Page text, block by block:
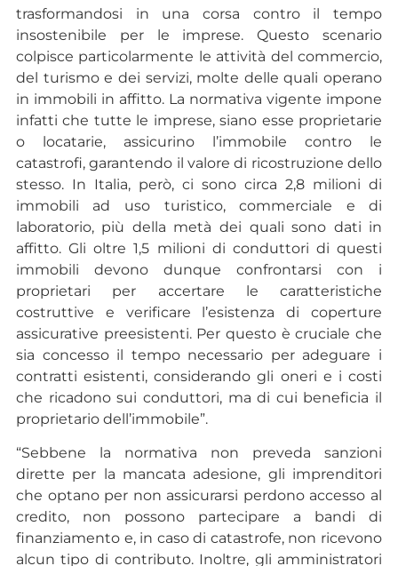
trasformandosi in una corsa contro il tempo
insostenibile per le imprese. Questo scenario
colpisce particolarmente le attività del commercio,
del turismo e dei servizi, molte delle quali operano
in immobili in affitto. La normativa vigente impone
infatti che tutte le imprese, siano esse proprietarie
o locatarie, assicurino l’immobile contro le
catastrofi, garantendo il valore di ricostruzione dello
stesso. In Italia, però, ci sono circa 2,8 milioni di
immobili ad uso turistico, commerciale e di
laboratorio, più della metà dei quali sono dati in
affitto. Gli oltre 1,5 milioni di conduttori di questi
immobili devono dunque confrontarsi con i
proprietari per accertare le caratteristiche
costruttive e verificare l’esistenza di coperture
assicurative preesistenti. Per questo è cruciale che
sia concesso il tempo necessario per adeguare i
contratti esistenti, considerando gli oneri e i costi
che ricadono sui conduttori, ma di cui beneficia il
proprietario dell’immobile”.
“Sebbene la normativa non preveda sanzioni
dirette per la mancata adesione, gli imprenditori
che optano per non assicurarsi perdono accesso al
credito, non possono partecipare a bandi di
finanziamento e, in caso di catastrofe, non ricevono
alcun tipo di contributo. Inoltre, gli amministratori